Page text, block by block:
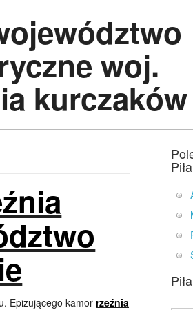
woj.
Epizującego kamor rzeźnia